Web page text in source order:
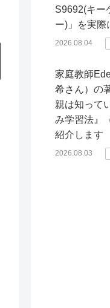
S9692(キー
ー)」を実際
2026.08.04
家庭教師
希さん）の
親は知って
み学習法』
紹介します
2026.08.03